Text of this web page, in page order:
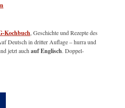
Kochbuch , Geschichte und Rezepte des
Deutsch in dritter Auflage – hurra und
jetzt auch auf Englisch. Doppel-